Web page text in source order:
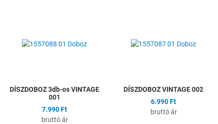
Összehasonlítás
DÍSZDOBOZ 3db-os VINTAGE
001
7.990 Ft
bruttó ár
DÍSZDOBOZ VINTAGE 002
6.990 Ft
bruttó ár